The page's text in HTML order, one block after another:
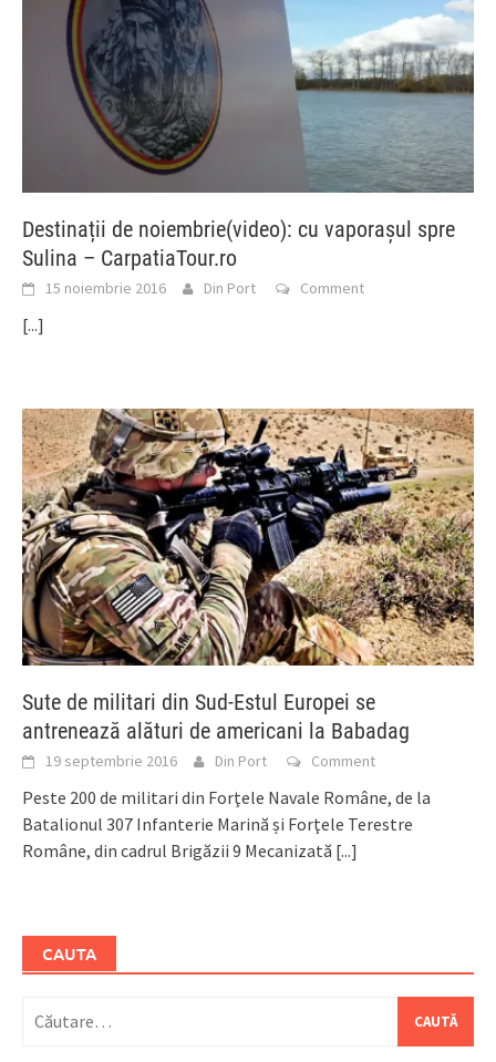
Destinații de noiembrie(video): cu vaporașul spre
Sulina – CarpatiaTour.ro
15 noiembrie 2016 Din Port Comment
[...]
Sute de militari din Sud-Estul Europei se
antrenează alături de americani la Babadag
19 septembrie 2016 Din Port Comment
Peste 200 de militari din Forţele Navale Române, de la
Batalionul 307 Infanterie Marină și Forţele Terestre
Române, din cadrul Brigăzii 9 Mecanizată [...]
CAUTA
după: